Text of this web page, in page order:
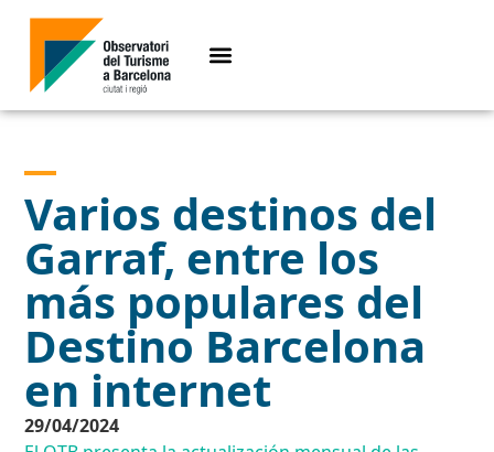
Varios destinos del
Garraf, entre los
más populares del
Destino Barcelona
en internet
29/04/2024